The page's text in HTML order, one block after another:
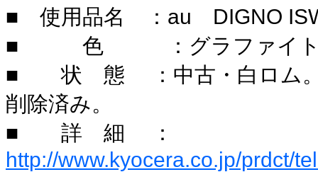
■ 使用品名 ：au DIGNO
■ 色 ：グラファイト
■ 状 態 ：中古・白ロム。
削除済み。
■ 詳 細 ：
http://www.kyocera.co.jp/prdct/